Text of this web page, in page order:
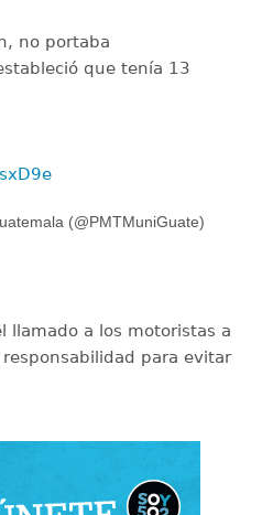
no portaba
que tenía 13
(@PMTMuniGuate)
llamado a los motoristas a
para evitar